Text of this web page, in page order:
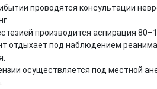
проводятся консультации
производится аспирация
отдыхает под наблюдением
осуществляется под местной